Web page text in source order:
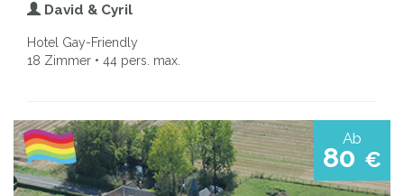
David & Cyril
Hotel Gay-Friendly
18 Zimmer • 44 pers. max.
Ab
80 €